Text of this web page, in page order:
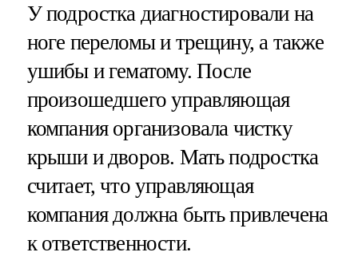
У подростка диагностировали на
ноге переломы и трещину, а также
ушибы и гематому. После
произошедшего управляющая
компания организовала чистку
крыши и дворов. Мать подростка
считает, что управляющая
компания должна быть привлечена
к ответственности.